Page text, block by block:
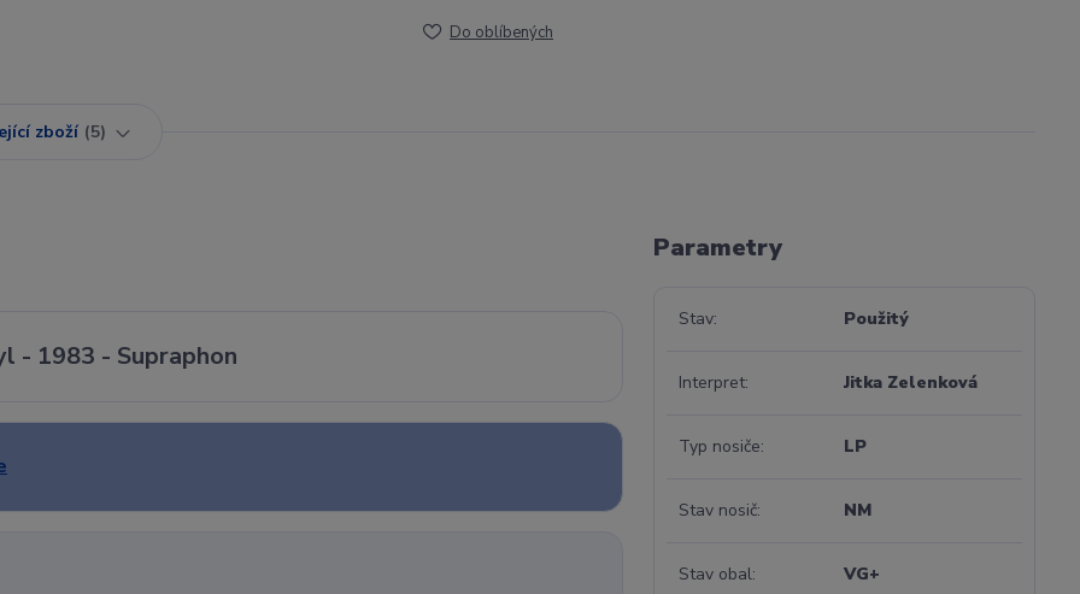
Do oblíbených
zboží 5
- 1983 - Supraphon
Parametry
Stav Použitý
Interpret Jitka Zelenková
Typ nosiče LP
Stav nosič NM
Stav obal VG+